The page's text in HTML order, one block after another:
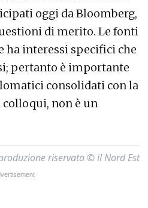
oggi da Bloomberg,
di merito. Le fonti
ha interessi specifici che
pertanto è importante
consolidati con la
colloqui, non è un
riservata © il Nord Est